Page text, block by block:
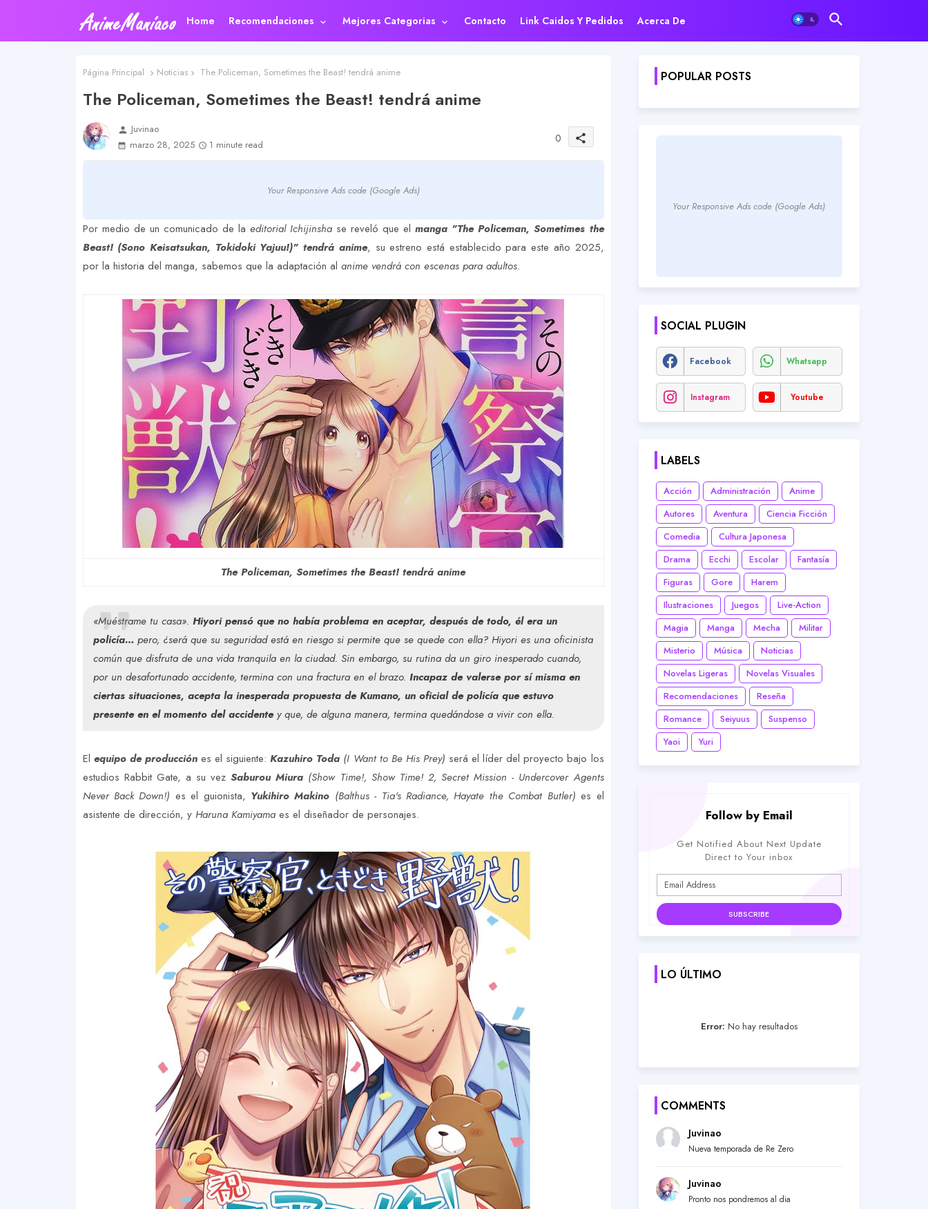
Home Recomendaciones Mejores Categorias Contacto Link Caidos Y Pedidos Acerca De
Página Principal Noticias The Policeman, Sometimes the Beast! tendrá anime
The Policeman, Sometimes the Beast! tendrá anime
person Juvinao
marzo 28, 2025
1 minute read 0 share
Your Responsive Ads code (Google Ads)
Por medio de un comunicado de la editorial Ichijinshase reveló que elmanga "The Policeman, Sometimes the
Beast! (Sono Keisatsukan, Tokidoki Yajuu!)" tendrá anime, su estreno está establecido para este año 2025,
por la historia del manga, sabemos que la adaptación al anime vendrá con escenas para adultos.
The Policeman, Sometimes the Beast! tendrá anime
«Muéstrame tu casa». Hiyori pensó que no había problema en aceptar, después de todo, él era un
policía…pero, ¿será que su seguridad está en riesgo si permite que se quede con ella? Hiyori es una oficinista
común que disfruta de una vida tranquila en la ciudad. Sin embargo, su rutina da un giro inesperado cuando,
por un desafortunado accidente, termina con una fractura en el brazo. Incapaz de valerse por sí misma en
ciertas situaciones, acepta la inesperada propuesta de Kumano, un oficial de policía que estuvo
presente en el momento del accidentey que, de alguna manera, termina quedándose a vivir con ella.
El equipo de producción es el siguiente:Kazuhiro Toda (I Want to Be His Prey) será el líder del proyecto bajo los
estudios Rabbit Gate, a su vezSaburou Miura (Show Time!, Show Time! 2, Secret Mission - Undercover Agents
Never Back Down!) es el guionista, Yukihiro Makino (Balthus - Tia's Radiance, Hayate the Combat Butler)es el
asistente de dirección, y Haruna Kamiyamaes el diseñador de personajes.
POPULAR POSTS
Your Responsive Ads code (Google Ads)
SOCIAL PLUGIN
Facebook Whatsapp
Instagram Youtube
LABELS
Acción Administración
Anime
Autores
Aventura
Ciencia Ficción
Comedia
Cultura Japonesa
Drama
Ecchi Escolar
Fantasía
Figuras
Gore
Harem
Ilustraciones
Juegos
Live-Action
Magia
Manga Mecha
Militar
Misterio
Música
Noticias
Novelas Ligeras
Novelas Visuales
Recomendaciones
Reseña
Romance
Seiyuus
Suspenso
Yaoi
Yuri
Follow by Email
Get Notified About Next Update
Direct to Your inbox
LO ÚLTIMO
Error: No hay resultados
COMMENTS
Juvinao
Nueva temporada de Re Zero
Juvinao
Pronto nos pondremos al dia